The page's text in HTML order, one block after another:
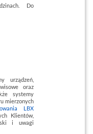
Do
urządzeń,
oraz
systemy
mierzonych
LBX
Klientów,
i uwagi